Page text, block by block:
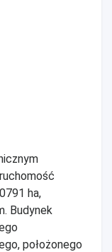
ha,
Budynek
położonego